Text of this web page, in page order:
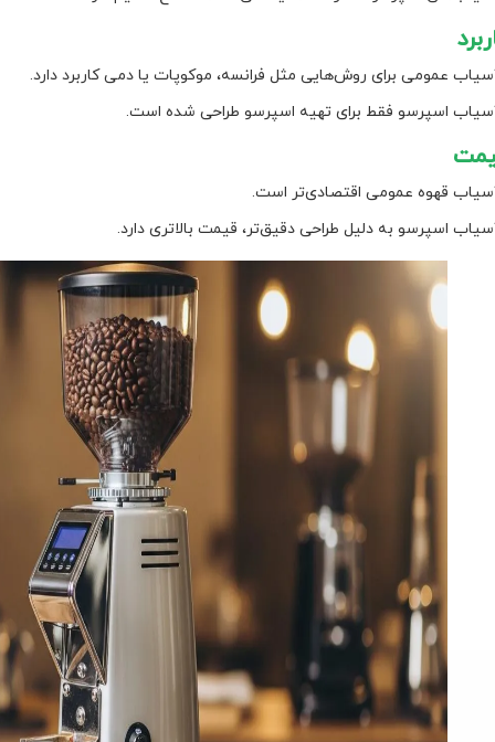
عمومی برای روش‌هایی مثل فرانسه، موکوپات یا دمی کاربرد دارد.
اسپرسو فقط برای تهیه اسپرسو طراحی شده است.
قهوه عمومی اقتصادی‌تر است.
اسپرسو به دلیل طراحی دقیق‌تر، قیمت بالاتری دارد.